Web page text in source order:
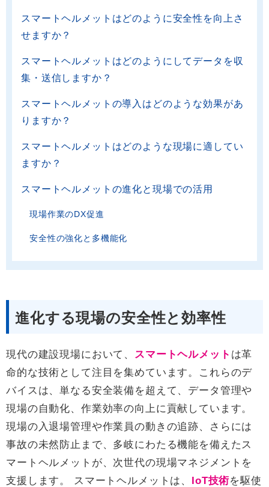
スマートヘルメットはどのように安全性を向上さ
せますか？
スマートヘルメットはどのようにしてデータを収
集・送信しますか？
スマートヘルメットの導入はどのような効果があ
りますか？
スマートヘルメットはどのような現場に適してい
ますか？
スマートヘルメットの進化と現場での活用
現場作業のDX促進
安全性の強化と多機能化
進化する現場の安全性と効率性
現代の建設現場において、 スマートヘルメット は革
命的な技術として注目を集めています。これらのデ
バイスは、単なる安全装備を超えて、データ管理や
現場の自動化、作業効率の向上に貢献しています。
現場の入退場管理や作業員の動きの追跡、さらには
事故の未然防止まで、多岐にわたる機能を備えたス
マートヘルメットが、次世代の現場マネジメントを
支援します。 スマートヘルメットは、 IoT技術を駆使